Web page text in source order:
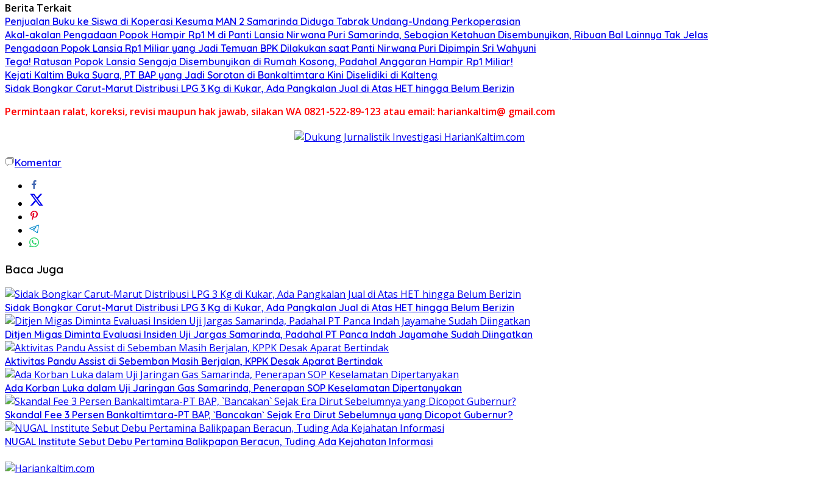
Berita Terkait
Penjualan Buku ke Siswa di Koperasi Kesuma MAN 2 Samarinda Diduga Tabrak Undang-Undang Perkoperasian
Akal-akalan Pengadaan Popok Hampir Rp1 M di Panti Lansia Nirwana Puri Samarinda, Sebagian Ketahuan Disembunyikan, Ribuan Bal Lainnya Tak Jelas
Pengadaan Popok Lansia Rp1 Miliar yang Jadi Temuan BPK Dilakukan saat Panti Nirwana Puri Dipimpin Sri Wahyuni
Tega! Ratusan Popok Lansia Sengaja Disembunyikan di Rumah Kosong, Padahal Anggaran Hampir Rp1 Miliar!
Kejati Kaltim Buka Suara, PT BAP yang Jadi Sorotan di Bankaltimtara Kini Diselidiki di Kalteng
Sidak Bongkar Carut-Marut Distribusi LPG 3 Kg di Kukar, Ada Pangkalan Jual di Atas HET hingga Belum Berizin
Permintaan ralat, koreksi, revisi maupun hak jawab, silakan WA 0821-522-89-123 atau email: hariankaltim@ gmail.com
Komentar
Baca Juga
Sidak Bongkar Carut-Marut Distribusi LPG 3 Kg di Kukar, Ada Pangkalan Jual di Atas HET hingga Belum Berizin
Ditjen Migas Diminta Evaluasi Insiden Uji Jargas Samarinda, Padahal PT Panca Indah Jayamahe Sudah Diingatkan
Aktivitas Pandu Assist di Sebemban Masih Berjalan, KPPK Desak Aparat Bertindak
Ada Korban Luka dalam Uji Jaringan Gas Samarinda, Penerapan SOP Keselamatan Dipertanyakan
Skandal Fee 3 Persen Bankaltimtara-PT BAP, `Bancakan` Sejak Era Dirut Sebelumnya yang Dicopot Gubernur?
NUGAL Institute Sebut Debu Pertamina Balikpapan Beracun, Tuding Ada Kejahatan Informasi